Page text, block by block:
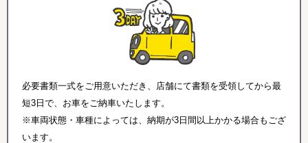
必要書類一式をご用意いただき、店舗にて書類を受領してから最
短3日で、お車をご納車いたします。
※車両状態・車種によっては、納期が3日間以上かかる場合もござ
います。